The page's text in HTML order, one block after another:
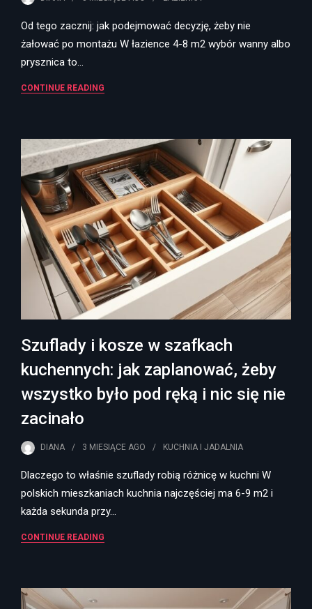
Od tego zacznij: jak podejmować decyzję, żeby nie
żałować po montażu W łazience 4-8 m2 wybór wanny albo
prysznica to…
CONTINUE READING
Szuflady i kosze w szafkach
kuchennych: jak zaplanować, żeby
wszystko było pod ręką i nic się nie
zacinało
DIANA 3 MIESIĄCE AGO KUCHNIA I JADALNIA
Dlaczego to właśnie szuflady robią różnicę w kuchni W
polskich mieszkaniach kuchnia najczęściej ma 6-9 m2 i
każda sekunda przy…
CONTINUE READING